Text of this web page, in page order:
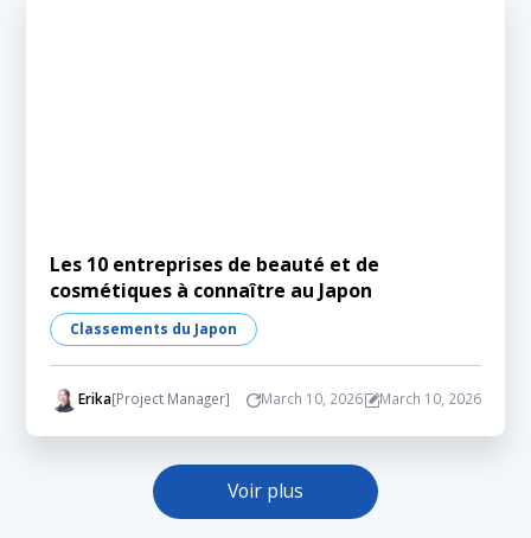
Les 10 entreprises de beauté et de
cosmétiques à connaître au Japon
Classements du Japon
Erika[Project Manager] March 10, 2026 March 10, 2026
Voir plus